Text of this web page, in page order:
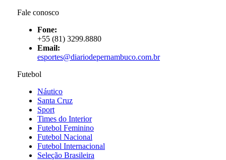
Fale conosco
Fone:
+55 (81) 3299.8880
Email:
esportes@diariodepernambuco.com.br
Futebol
Náutico
Santa Cruz
Sport
Times do Interior
Futebol Feminino
Futebol Nacional
Futebol Internacional
Seleção Brasileira